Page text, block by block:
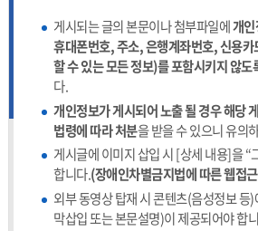
게시되는 글의 본문이나 첨부파일에개
휴대폰번호, 주소, 은행계좌번호, 신용카
할 수 있는 모든 정보)를 포함시키지 않도
다.
개인정보가 게시되어 노출 될 경우 해당
법령에 따라 처분을 받을 수 있으니 유의
게시글에 이미지 삽입 시 [상세 내용]을 “
합니다.(장애인차별금지법에 따른 웹접
외부 동영상 탑재 시 콘텐츠(음성정보 등
막삽입 또는 본문설명)이 제공되어야 합